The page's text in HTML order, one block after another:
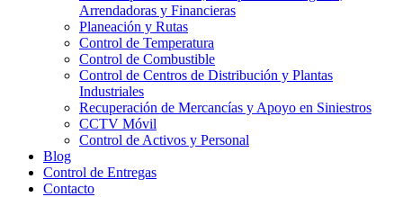
Arrendadoras y Financieras
Planeación y Rutas
Control de Temperatura
Control de Combustible
Control de Centros de Distribución y Plantas
Industriales
Recuperación de Mercancías y Apoyo en Siniestros
CCTV Móvil
Control de Activos y Personal
Blog
Control de Entregas
Contacto